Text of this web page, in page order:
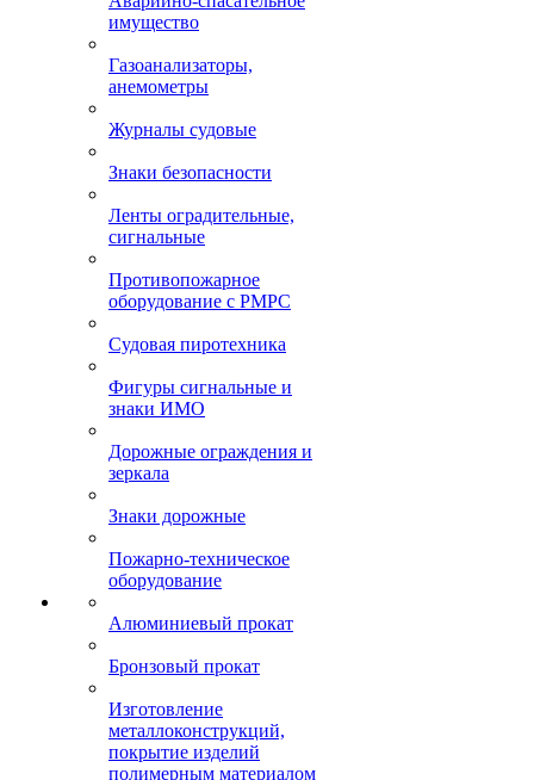
имущество
Газоанализаторы,
анемометры
Журналы судовые
Знаки безопасности
Ленты оградительные,
сигнальные
Противопожарное
оборудование с РМРС
Судовая пиротехника
Фигуры сигнальные и
знаки ИМО
Дорожные ограждения и
зеркала
Знаки дорожные
Пожарно-техническое
оборудование
Алюминиевый прокат
Бронзовый прокат
Изготовление
металлоконструкций,
покрытие изделий
полимерным материалом